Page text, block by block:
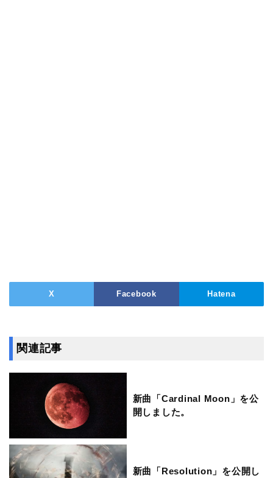
X Facebook Hatena
関連記事
新曲「Cardinal Moon」を公
開しました。
新曲「Resolution」を公開し